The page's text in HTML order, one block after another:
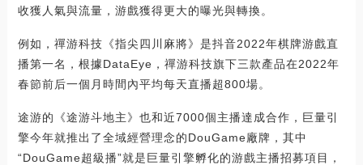
收獲人氣與流量，游戲獲得更大的曝光與轉換。
例如，禪游科技《指尖四川麻將》是抖音2022年棋牌游戲直
播第一名，根據DataEye，禪游科技旗下三款產品在2022年
春節前后一個月時間內平均每天直播超800場。
途游的《途游斗地主》也和近7000個主播達成合作，巨量引
擎今年就推出了全域經營理念的DouGame廠牌，其中
“DouGame超級播”就是巨量引擎孵化的游戲主播招募項目，